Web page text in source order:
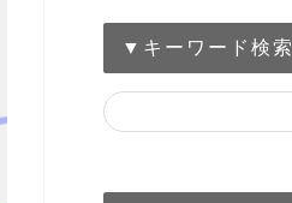
▼キーワード検索